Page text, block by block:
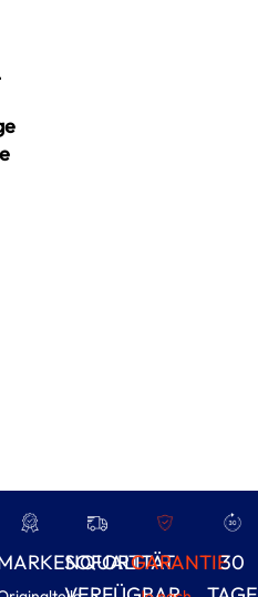
SOFORTGARANTIE30